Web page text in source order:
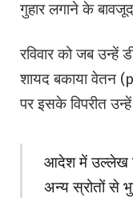
गुहार लगाने के
रविवार को जब उन्हें
शायद बकाया वेतन
पर इसके विपरीत उन्हें
आदेश में उल्लेख
अन्य स्रोतों से